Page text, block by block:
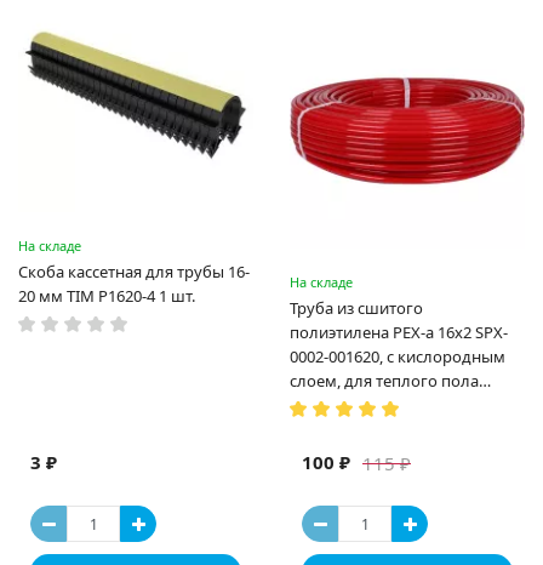
На складе
Скоба кассетная для трубы 16-
20 мм TIM P1620-4 1 шт.
3 ₽
На складе
Труба из сшитого
полиэтилена PEX-a 16х2 SPX-
0002-001620, с кислородным
слоем, для теплого пола
(Испания)
115 ₽
100 ₽